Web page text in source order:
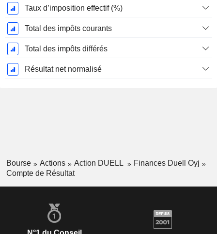
Taux d’imposition effectif (%)
Total des impôts courants
Total des impôts différés
Résultat net normalisé
Bourse Actions Action DUELL
Finances Duell Oyj
Compte de Résultat